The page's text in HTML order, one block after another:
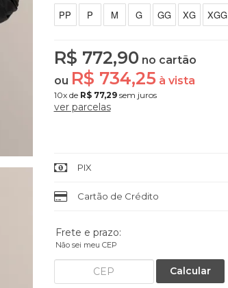
PP P M G GG XG XGG
R$ 772,90 no cartão
ou R$ 734,25 à vista
10xde R$ 77,29sem juros
ver parcelas
PIX
Cartão de Crédito
Frete e prazo:
Não sei meu CEP
Calcular